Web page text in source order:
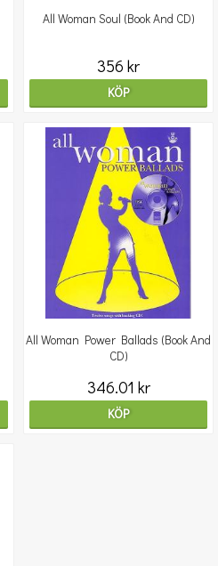
All Woman Soul (Book And CD)
356 kr
KÖP
All Woman Power Ballads (Book And
CD)
346.01 kr
KÖP